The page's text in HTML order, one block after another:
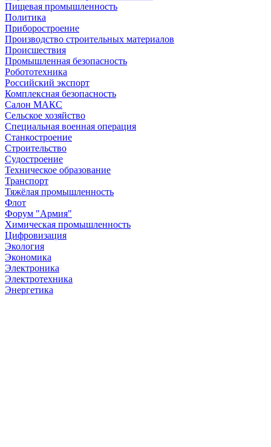
Пищевая промышленность
Политика
Приборостроение
Производство строительных материалов
Происшествия
Промышленная безопасность
Робототехника
Российский экспорт
Комплексная безопасность
Салон МАКС
Сельское хозяйство
Специальная военная операция
Станкостроение
Строительство
Судостроение
Техническое образование
Транспорт
Тяжёлая промышленность
Флот
Форум "Армия"
Химическая промышленность
Цифровизация
Экология
Экономика
Электроника
Электротехника
Энергетика